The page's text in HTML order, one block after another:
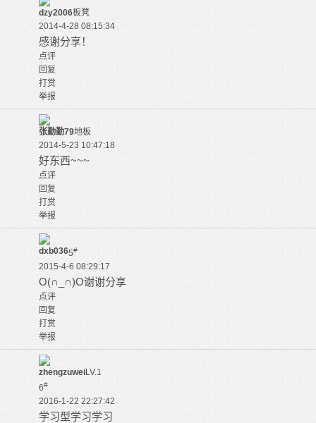
dzy2006板凳
2014-4-28 08:15:34
感谢分享！
点评
回复
打赏
举报
张勤勤79地板
2014-5-23 10:47:18
好东西~~~
点评
回复
打赏
举报
dxb0365#
2015-4-6 08:29:17
O(∩_∩)O谢谢分享
点评
回复
打赏
举报
zhengzuweiLV.1
6#
2016-1-22 22:27:42
学习型学习学习